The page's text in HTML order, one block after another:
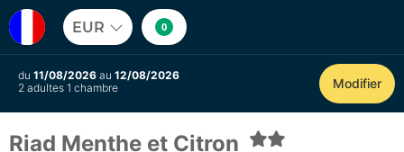
EUR 0
du 11/08/2026 au 12/08/2026
2 adultes 1 chambre
Modifier
Riad Menthe et Citron